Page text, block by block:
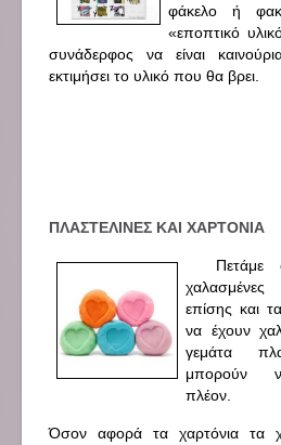
φάκελο ή
«εποπτικό
συνάδερφος να είναι
εκτιμήσει το υλικό που θα βρει.
ΠΛΑΣΤΕΛΙΝΕΣ ΚΑΙ ΧΑΡΤΟΝΙΑ
Πετάμε
επίσης και
να έχουν
γεμάτα
μπορούν
πλέον.
Όσον αφορά τα χαρτόνια τα